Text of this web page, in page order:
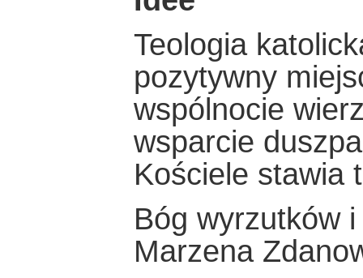
Teologia
pozytywny
wspólnocie
wsparcie
Kościele stawia
Bóg wyrzutków
Marzena